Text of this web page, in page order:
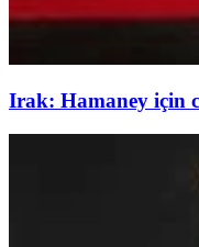
Irak: Hamaney için